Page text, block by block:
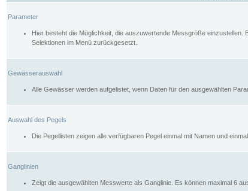
Parameter
Hier besteht die Möglichkeit, die auszuwertende Messgröße
Selektionen im Menü zurückgesetzt.
Gewässerauswahl
Alle Gewässer werden aufgelistet, wenn Daten für den ausgewählten
Auswahl des Pegels
Die Pegellisten zeigen alle verfügbaren Pegel einmal mit Namen und
Ganglinien
Zeigt die ausgewählten Messwerte als Ganglinie. Es können maximal 6